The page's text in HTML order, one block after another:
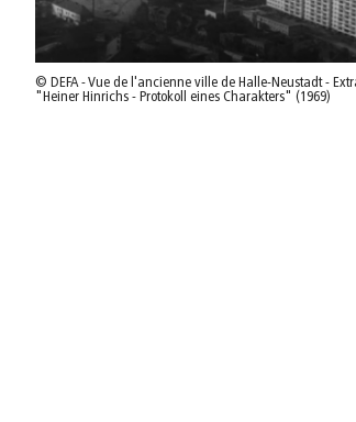
© DEFA - Vue de l'ancienne ville de Halle-Neustadt -
"Heiner Hinrichs - Protokoll eines Charakters" (1969)